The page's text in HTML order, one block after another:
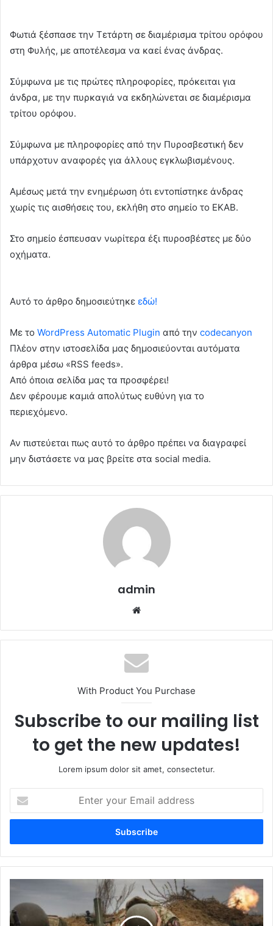
Φωτιά ξέσπασε την Τετάρτη σε διαμέρισμα τρίτου ορόφου
στη Φυλής, με αποτέλεσμα να καεί ένας άνδρας.
Σύμφωνα με τις πρώτες πληροφορίες, πρόκειται για
άνδρα, με την πυρκαγιά να εκδηλώνεται σε διαμέρισμα
τρίτου ορόφου.
Σύμφωνα με πληροφορίες από την Πυροσβεστική δεν
υπάρχοτυν αναφορές για άλλους εγκλωβισμένους.
Αμέσως μετά την ενημέρωση ότι εντοπίστηκε άνδρας
χωρίς τις αισθήσεις του, εκλήθη στο σημείο το ΕΚΑΒ.
Στο σημείο έσπευσαν νωρίτερα έξι πυροσβέστες με δύο
οχήματα.
Αυτό το άρθρο δημοσιεύτηκε εδώ!
Με το WordPress Automatic Plugin από την codecanyon
Πλέον στην ιστοσελίδα μας δημοσιεύονται αυτόματα
άρθρα μέσω «RSS feeds».
Από όποια σελίδα μας τα προσφέρει!
Δεν φέρουμε καμιά απολύτως ευθύνη για το
περιεχόμενο.
Αν πιστεύεται πως αυτό το άρθρο πρέπει να διαγραφεί
μην διστάσετε να μας βρείτε στα social media.
admin
With Product You Purchase
Subscribe to our mailing list
to get the new updates!
Lorem ipsum dolor sit amet, consectetur.
your
Email